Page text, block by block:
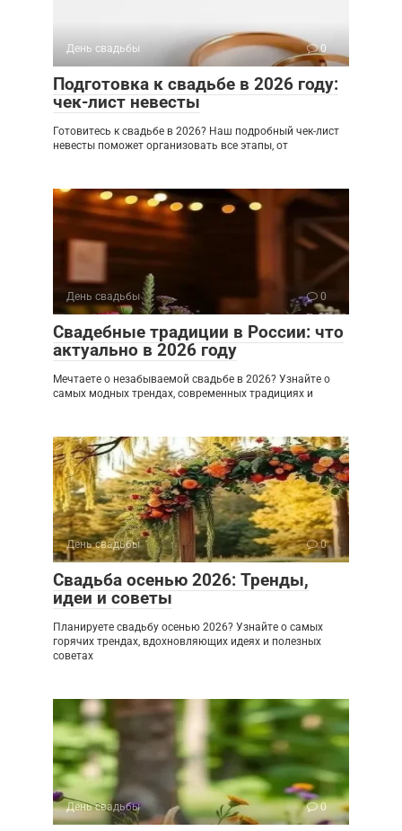
День свадьбы 0
Подготовка к свадьбе в 2026 году:
чек-лист невесты
Готовитесь к свадьбе в 2026? Наш подробный чек-лист
невесты поможет организовать все этапы, от
День свадьбы 0
Свадебные традиции в России: что
актуально в 2026 году
Мечтаете о незабываемой свадьбе в 2026? Узнайте о
самых модных трендах, современных традициях и
День свадьбы 0
Свадьба осенью 2026: Тренды,
идеи и советы
Планируете свадьбу осенью 2026? Узнайте о самых
горячих трендах, вдохновляющих идеях и полезных
советах
День свадьбы 0